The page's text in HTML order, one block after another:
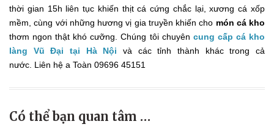
thời gian 15h liên tục khiến thịt cá cứng chắc lại, xương cá xốp
mềm, cùng với những hương vị gia truyền khiến cho món cá kho
thơm ngon thật khó cưỡng. Chúng tôi chuyên cung cấp cá kho
làng Vũ Đại tại Hà Nội
và các tỉnh thành khác trong cả
nước. Liên hệ a Toàn 09696 45151
Có thể bạn quan tâm …